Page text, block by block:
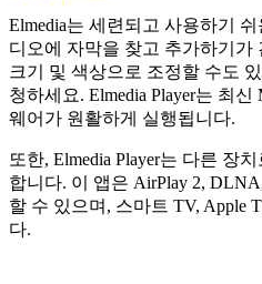
Elmedia는 세련되고 사용하기
디오에 자막을 찾고 추가하기가
크기 및 색상으로 조정할 수도
청하세요. Elmedia Player는 최
웨어가 원활하게 실행됩니다.
또한, Elmedia Player는 다른 장
합니다. 이 앱은 AirPlay 2,
할 수 있으며, 스마트 TV, Apple
다.